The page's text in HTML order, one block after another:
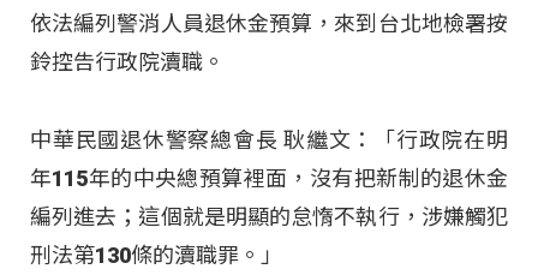
依法編列警消人員退休金預算，來到台北地檢署按
鈴控告行政院瀆職。
中華民國退休警察總會長 耿繼文：「行政院在明
年115年的中央總預算裡面，沒有把新制的退休金
編列進去；這個就是明顯的怠惰不執行，涉嫌觸犯
刑法第130條的瀆職罪。」